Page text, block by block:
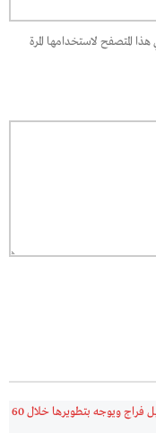
المتصفح لاستخدامها المرة